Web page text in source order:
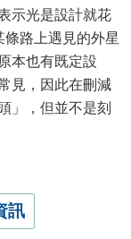
示光是設計就花
路上遇見的外星
本也有既定設
見，因此在刪減
」，但並不是刻
訊